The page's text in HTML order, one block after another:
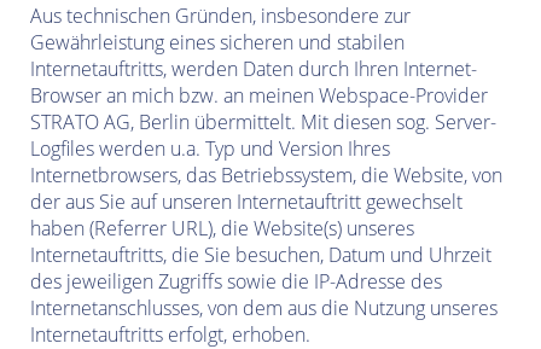
Aus technischen Gründen, insbesondere zur
Gewährleistung eines sicheren und stabilen
Internetauftritts, werden Daten durch Ihren Internet-
Browser an mich bzw. an meinen Webspace-Provider
STRATO AG, Berlin übermittelt. Mit diesen sog. Server-
Logfiles werden u.a. Typ und Version Ihres
Internetbrowsers, das Betriebssystem, die Website, von
der aus Sie auf unseren Internetauftritt gewechselt
haben (Referrer URL), die Website(s) unseres
Internetauftritts, die Sie besuchen, Datum und Uhrzeit
des jeweiligen Zugriffs sowie die IP-Adresse des
Internetanschlusses, von dem aus die Nutzung unseres
Internetauftritts erfolgt, erhoben.